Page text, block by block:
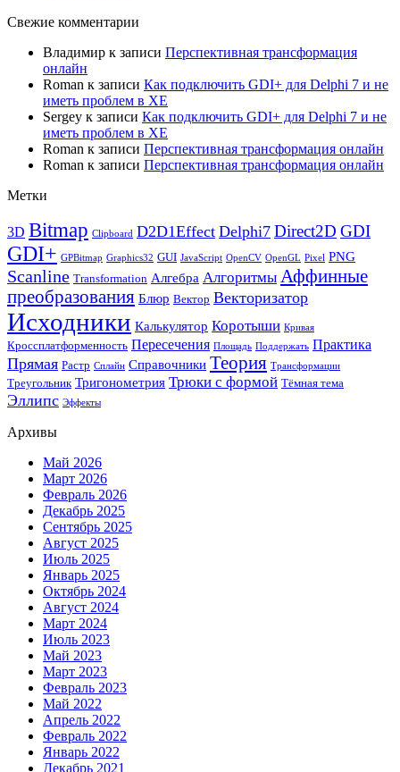
Свежие комментарии
Владимир к записи Перспективная трансформация
онлайн
Roman к записи Как подключить GDI+ для Delphi 7 и не
иметь проблем в XE
Sergey к записи Как подключить GDI+ для Delphi 7 и не
иметь проблем в XE
Roman к записи Перспективная трансформация онлайн
Roman к записи Перспективная трансформация онлайн
Метки
3D Bitmap Clipboard D2D1Effect Delphi7 Direct2D GDI
GDI+ GPBitmap Graphics32 GUI JavaScript OpenCV OpenGL Pixel PNG
Scanline Transformation Алгебра Алгоритмы Аффинные
преобразования Блюр Вектор Векторизатор
Исходники Калькулятор Коротыши Кривая
Кроссплатформенность Пересечения Площадь Поддержать Практика
Прямая Растр Сплайн Справочники Теория Трансформации
Треугольник Тригонометрия Трюки с формой Тёмная тема
Эллипс Эффекты
Архивы
Май 2026
Март 2026
Февраль 2026
Декабрь 2025
Сентябрь 2025
Август 2025
Июль 2025
Январь 2025
Октябрь 2024
Август 2024
Март 2024
Июль 2023
Май 2023
Март 2023
Февраль 2023
Май 2022
Апрель 2022
Февраль 2022
Январь 2022
Декабрь 2021